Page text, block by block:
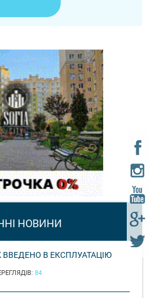
НОВИНИ
В ЕКСПЛУАТАЦІЮ
84